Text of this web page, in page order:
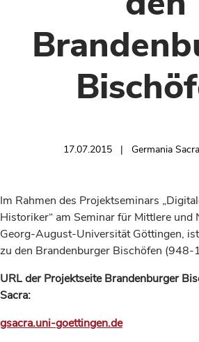
17.07.2015 Germania Sacra
Im Rahmen des Projektseminars
Historiker“ am Seminar für Mittlere und
Georg-August-Universität Göttingen,
zu den Brandenburger Bischöfen (948-
URL der Projektseite Brandenburger
Sacra:
gsacra.uni-goettingen.de